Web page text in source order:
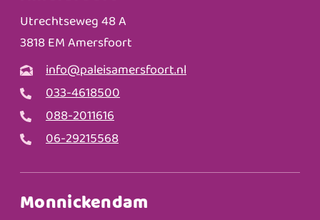
Utrechtseweg 48 A
3818 EM Amersfoort
info@paleisamersfoort.nl
033-4618500
088-2011616
06-29215568
Monnickendam